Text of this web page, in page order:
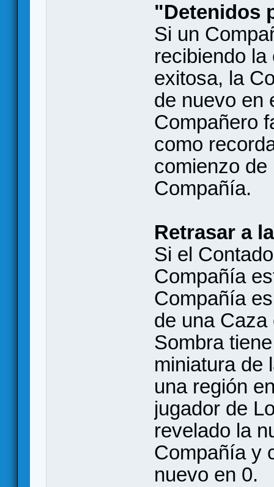
"Detenidos
Si un
recibiendo
exitosa, la
de nuevo en
Compañero
como
comienzo
Compañía.
Retrasar a
Si el
Compañía
Compañía
de una
Sombra
miniatura de
una región
jugador de
revelado la
Compañía y
nuevo en 0.